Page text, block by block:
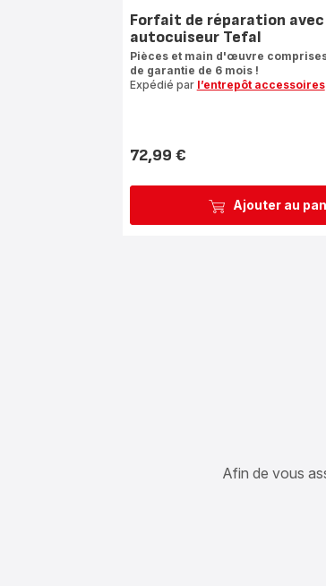
Ajouter au
Forfait de réparation
autocuiseur Tefal
Pièces et main d'œuvre
de garantie de 6 mois !
Expédié par l’entrepôt accessoires
Prix
72,99 €
Afin de vous